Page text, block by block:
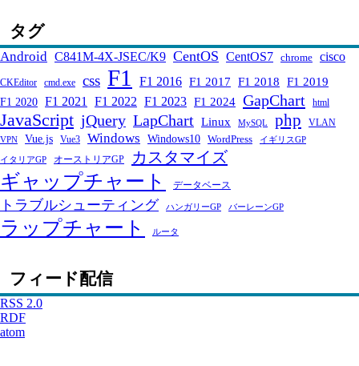
タグ
Android C841M-4X-JSEC/K9 CentOS CentOS7 chrome cisco
CKEditor cmd.exe css F1 F1 2016 F1 2017 F1 2018 F1 2019
F1 2020 F1 2021 F1 2022 F1 2023 F1 2024 GapChart html
JavaScript jQuery LapChart Linux MySQL php VLAN
VPN Vue.js Vue3 Windows Windows10 WordPress イギリスGP
イタリアGP オーストリアGP カスタマイズ
ギャップチャート データベース
トラブルシューティング ハンガリーGP バーレーンGP
ラップチャート ルータ
フィード配信
RSS 2.0
RDF
atom